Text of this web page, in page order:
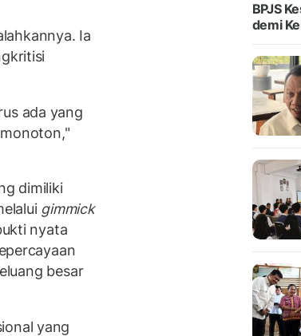
Ia
ada yang
dimiliki
gimmick
nyata
besar
yang
BPJS
demi